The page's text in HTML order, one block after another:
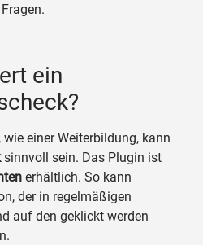
ein
einer Weiterbildung, kann
sinnvoll sein. Das Plugin ist
erhältlich. So kann
der in regelmäßigen
auf den geklickt werden